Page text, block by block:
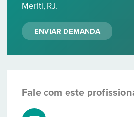
Meriti, RJ.
ENVIAR DEMANDA
Fale com este